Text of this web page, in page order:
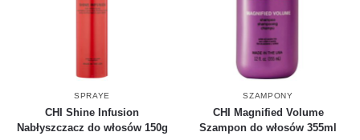
SPRAYE
CHI Shine Infusion
Nabłyszczacz do włosów 150g
SZAMPONY
CHI Magnified Volume
Szampon do włosów 355ml